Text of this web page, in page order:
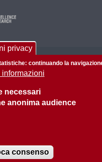
Tutti i diritti riservati
sito Mappa del sito
privacy
continuando la
informazioni
necessari
anonima audience
consenso